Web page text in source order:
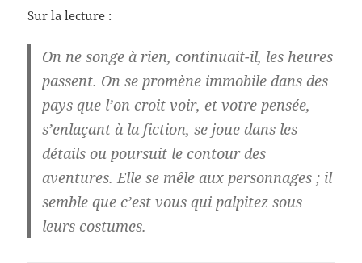
Sur la lecture :
On ne songe à rien, continuait-il, les heures
passent. On se promène immobile dans des
pays que l’on croit voir, et votre pensée,
s’enlaçant à la fiction, se joue dans les
détails ou poursuit le contour des
aventures. Elle se mêle aux personnages ; il
semble que c’est vous qui palpitez sous
leurs costumes.